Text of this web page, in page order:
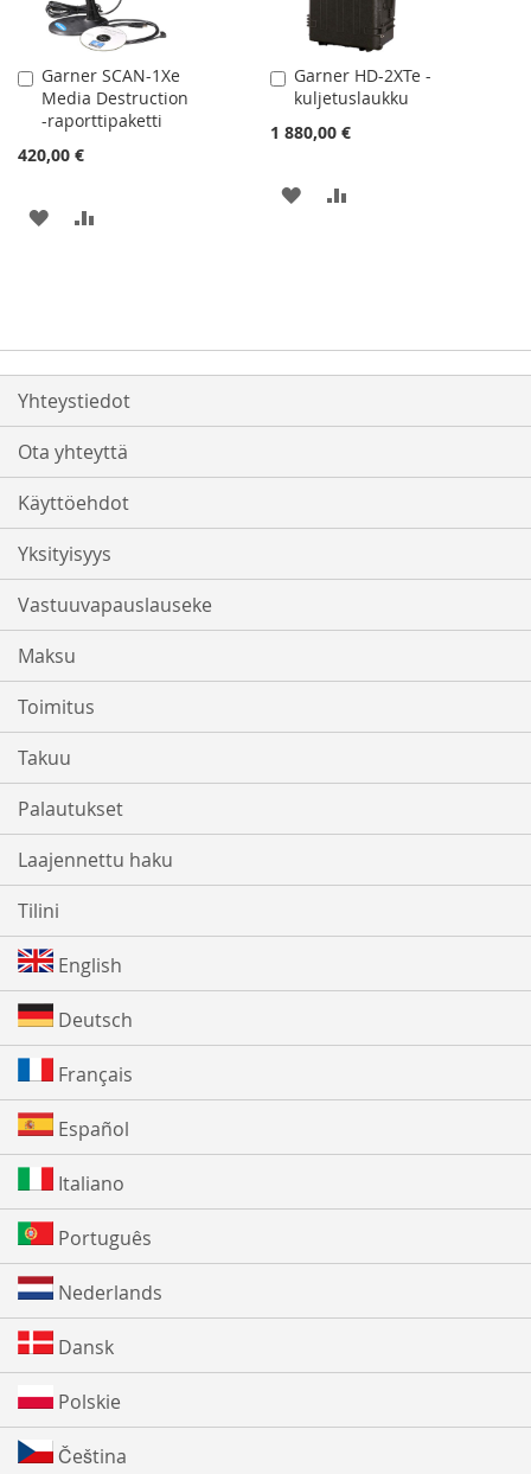
Garner SCAN-1Xe
Media Destruction
-raporttipaketti
420,00 €
Lisää
ostoskoriin
LISÄÄ
Garner HD-2XTe -
kuljetuslaukku
1 880,00 €
Lisää
ostoskoriin
LISÄÄ
Yhteystiedot
Ota yhteyttä
Käyttöehdot
Yksityisyys
Vastuuvapauslauseke
Maksu
Toimitus
Takuu
Palautukset
Laajennettu haku
Tilini
English
Deutsch
Français
Español
Italiano
Português
Nederlands
Dansk
Polskie
Čeština